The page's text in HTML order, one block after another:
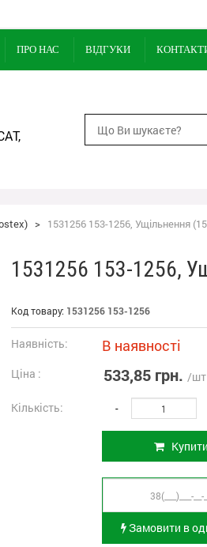
ПРО НАС ВІДГУКИ
> 1531256 153-1256, Ущільнення
1531256 153-1256,
Код товару: 1531256 153-1256
Наявність: В наявності
Ціна : 533,85 грн. /шт
Кількість: -
Купити
Замовити в